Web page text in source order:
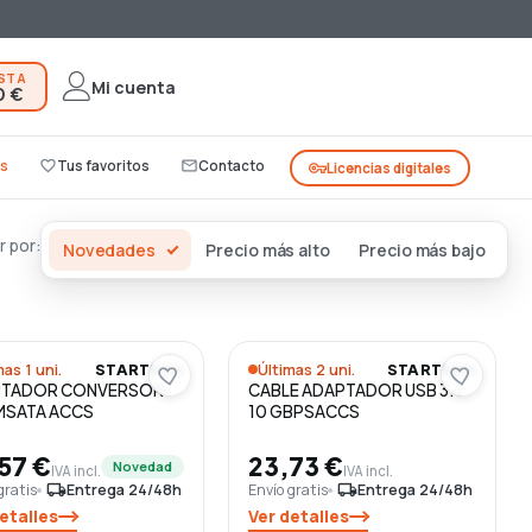
€ Mi cuenta
favorite_borderTus favoritos mail_outlineContacto vpn_keyLicencias digitales
por: Novedades Precio más alto Precio más bajo
1 uni. STARTECH
CONVERSOR
ACCS
€IVA incl. Novedad
local_shippingEntrega 24/48h
Últimas 2 uni. STARTECH
CABLE ADAPTADOR USB 3.1
10 GBPSACCS
23,73 €IVA incl.
Envío gratis local_shippingEntrega 24/48h
Ver detalles